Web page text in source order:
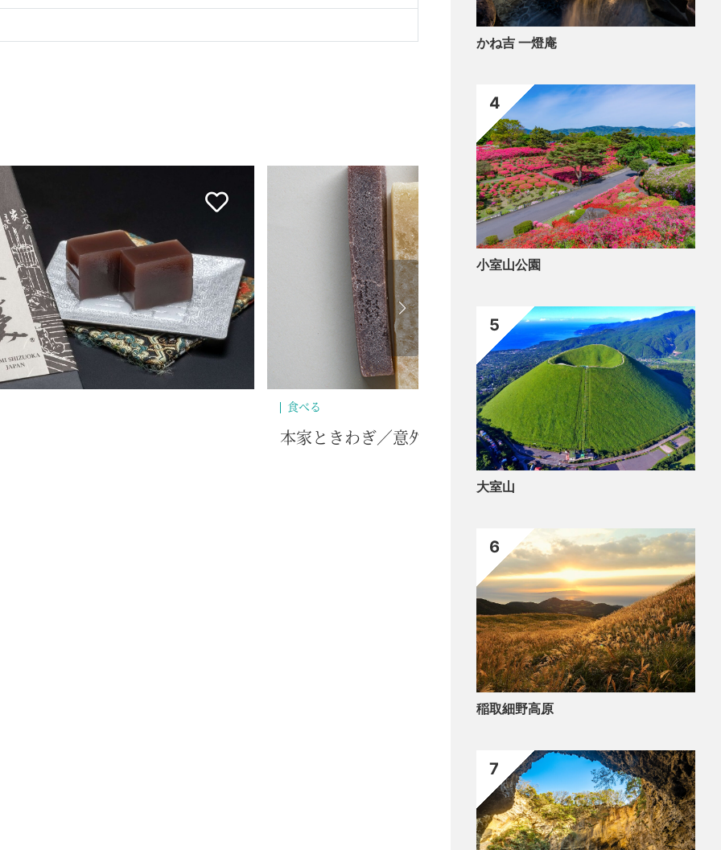
買う
ときわぎのきび餅 と
かね吉 一燈庵
小室山公園
4
大室山
5
稲取細野高原
6
7